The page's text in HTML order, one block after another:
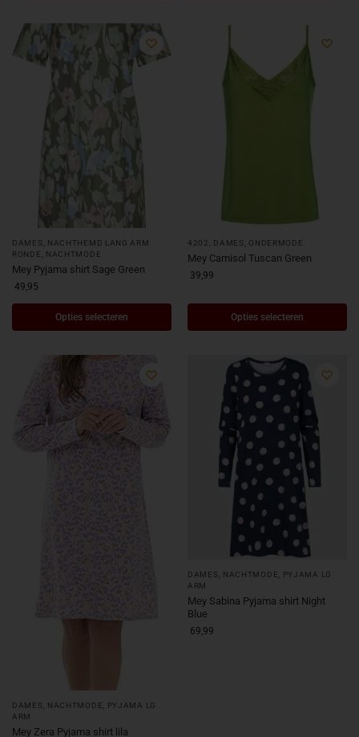
DAMES
NACHTHEMD LANG ARM
RONDE
NACHTMODE
Mey Pyjama shirt Sage Green
49,95
Opties selecteren
4202 DAMES ONDERMODE
Mey Camisol Tuscan Green
39,99
Opties selecteren
DAMES NACHTMODE
PYJAMA LG
ARM
Mey Zera Pyjama shirt lila
DAMES NACHTMODE
PYJAMA LG
ARM
Mey Sabina Pyjama shirt Night
Blue
69,99